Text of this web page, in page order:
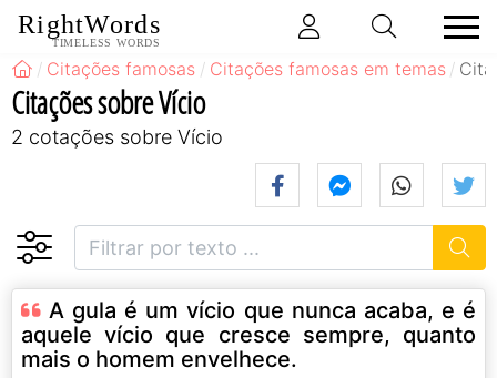
RightWords
TIMELESS WORDS
Citações famosas Citações famosas em temas
Citações sobre Vício
2 cotações sobre Vício
A gula é um vício que nunca acaba, e é
aquele vício que cresce sempre, quanto
mais o homem envelhece.